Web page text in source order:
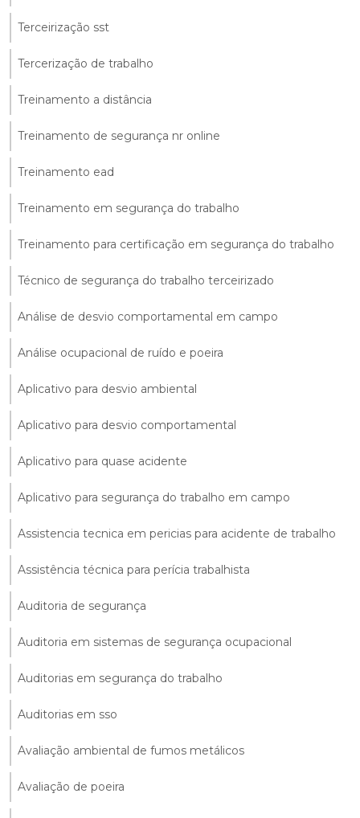
Terceirização sst
Tercerização de trabalho
Treinamento a distância
Treinamento de segurança nr online
Treinamento ead
Treinamento em segurança do trabalho
Treinamento para certificação em segurança do trabalho
Técnico de segurança do trabalho terceirizado
Análise de desvio comportamental em campo
Análise ocupacional de ruído e poeira
Aplicativo para desvio ambiental
Aplicativo para desvio comportamental
Aplicativo para quase acidente
Aplicativo para segurança do trabalho em campo
Assistencia tecnica em pericias para acidente de trabalho
Assistência técnica para perícia trabalhista
Auditoria de segurança
Auditoria em sistemas de segurança ocupacional
Auditorias em segurança do trabalho
Auditorias em sso
Avaliação ambiental de fumos metálicos
Avaliação de poeira